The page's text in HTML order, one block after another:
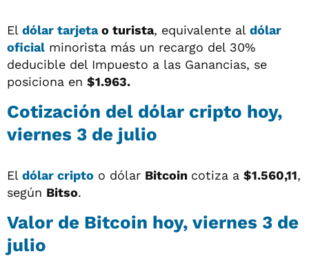
El dólar tarjetao turista, equivalente al dólar
oficial minorista más un recargo del 30%
deducible del Impuesto a las Ganancias, se
posiciona en $1.963.
Cotización del dólar cripto hoy,
viernes 3 de julio
El dólar cripto o dólar Bitcoin cotiza a $1.560,11,
según Bitso.
Valor de Bitcoin hoy, viernes 3 de
julio